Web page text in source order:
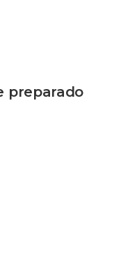
preparado